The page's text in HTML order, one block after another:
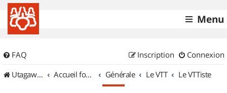
Menu
FAQ Connexion
Inscription
UtagawaVTT (Randos VTT et VTTAE avec traces GPS)
Accueil forum Générale Le VTT Le VTTiste